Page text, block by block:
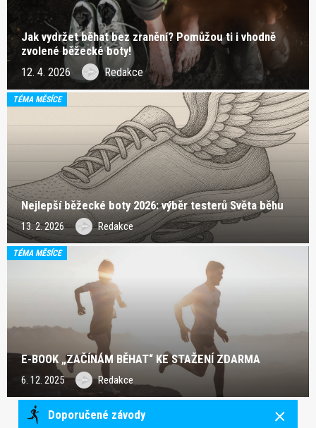
Jak vydržet běhat bez zranění? Pomůžou ti i vhodně
zvolené běžecké boty!
12. 4. 2026 Redakce
TÉMA MĚSÍCE
Nejlepší běžecké boty 2026: výběr testerů Světa běhu
13. 2. 2026 Redakce
TÉMA MĚSÍCE
E-BOOK „ZAČÍNÁM BĚHAT“ KE STAŽENÍ ZDARMA
6. 12. 2025 Redakce
Doporučené závody